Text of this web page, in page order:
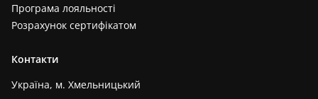
Програма лояльності
Розрахунок сертифікатом
Контакти
Україна, м. Хмельницький